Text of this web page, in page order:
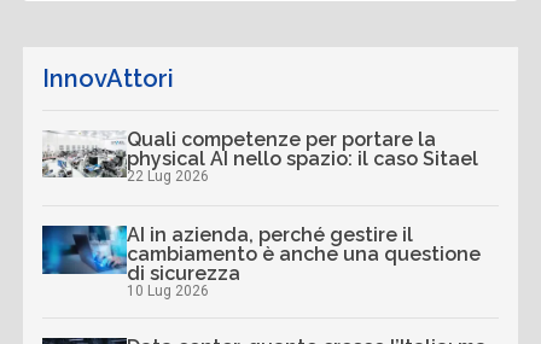
InnovAttori
Quali competenze per portare la
physical AI nello spazio: il caso Sitael
22 Lug 2026
AI in azienda, perché gestire il
cambiamento è anche una questione
di sicurezza
10 Lug 2026